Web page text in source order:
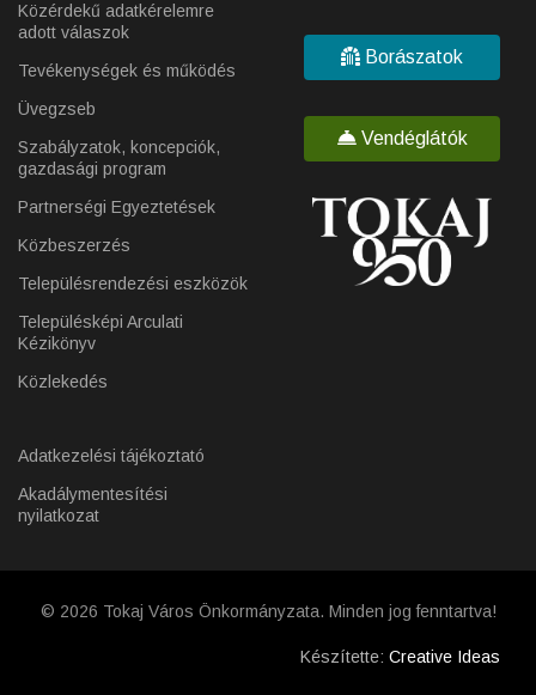
Közérdekű adatkérelemre
adott válaszok
Tevékenységek és működés
Üvegzseb
Szabályzatok, koncepciók,
gazdasági program
Partnerségi Egyeztetések
Közbeszerzés
Településrendezési eszközök
Településképi Arculati
Kézikönyv
Közlekedés
Adatkezelési tájékoztató
Akadálymentesítési
nyilatkozat
Borászatok
Vendéglátók
© 2026 Tokaj Város Önkormányzata. Minden jog fenntartva!
Készítette: Creative Ideas